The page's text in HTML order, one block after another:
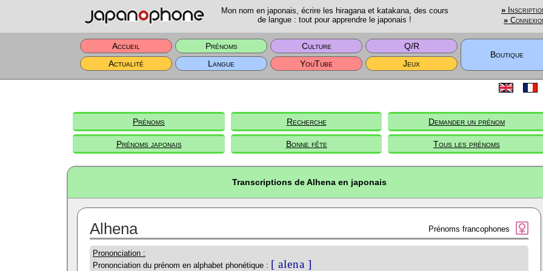
Mon nom en japonais, écrire les hiragana et katakana, des cours
de langue : tout pour apprendre le japonais !
»
»
Accueil Prénoms Culture
Q/R
Boutique
Actualité
Langue YouTube Jeux
Prénoms Recherche Demander un prénom
Prénoms japonais Bonne fête Tous les prénoms
Transcriptions de Alhena en japonais
Alhena Prénoms francophones
Prononciation :
Prononciation du prénom en alphabet phonétique : [ alena ]